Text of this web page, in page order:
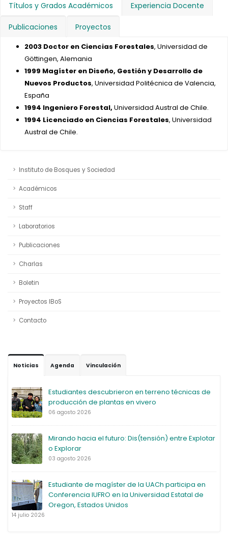
Títulos y Grados Académicos Experiencia Docente
Publicaciones Proyectos
2003 Doctor en Ciencias Forestales, Universidad de
Göttingen, Alemania
1999 Magíster en Diseño, Gestión y Desarrollo de
Nuevos Productos, Universidad Politécnica de Valencia,
España
1994 Ingeniero Forestal, Universidad Austral de Chile.
1994 Licenciado en Ciencias Forestales, Universidad
Austral de Chile.
Instituto de Bosques y Sociedad
Académicos
Staff
Laboratorios
Publicaciones
Charlas
Boletin
Proyectos IBoS
Contacto
Noticias Agenda Vinculación
Estudiantes descubrieron en terreno técnicas de
producción de plantas en vivero
06 agosto 2026
Mirando hacia el futuro: Dis(tensión) entre Explotar
o Explorar
03 agosto 2026
Estudiante de magíster de la UACh participa en
Conferencia IUFRO en la Universidad Estatal de
Oregon, Estados Unidos
14 julio 2026